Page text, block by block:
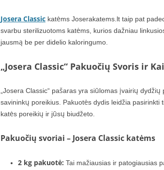
Josera Classic katėms Joserakatems.lt taip pat
svarbu sterilizuotoms katėms, kurios dažniau
jausmą be per didelio kaloringumo.
„Josera Classic“ Pakuočių Svoris ir
„Josera Classic“ pašaras yra siūlomas įvairių
savininkų poreikius. Pakuotės dydis leidžia
katės poreikių ir jūsų biudžeto.
Pakuočių svoriai – Josera Classic katėms
2 kg pakuotė: Tai mažiausias ir patogiausias